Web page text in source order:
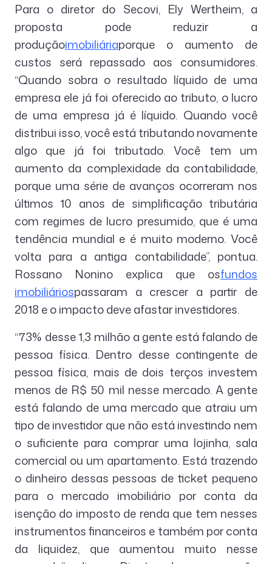
Para o diretor do Secovi, Ely Wertheim, a
proposta pode reduzir a
produçãoimobiliáriaporque o aumento de
custos será repassado aos consumidores.
“Quando sobra o resultado líquido de uma
empresa ele já foi oferecido ao tributo, o lucro
de uma empresa já é líquido. Quando você
distribui isso, você está tributando novamente
algo que já foi tributado. Você tem um
aumento da complexidade da contabilidade,
porque uma série de avanços ocorreram nos
últimos 10 anos de simplificação tributária
com regimes de lucro presumido, que é uma
tendência mundial e é muito moderno. Você
volta para a antiga contabilidade”, pontua.
Rossano Nonino explica que osfundos
imobiliáriospassaram a crescer a partir de
2018 e o impacto deve afastar investidores.
“73% desse 1,3 milhão a gente está falando de
pessoa física. Dentro desse contingente de
pessoa física, mais de dois terços investem
menos de R$ 50 mil nesse mercado. A gente
está falando de uma mercado que atraiu um
tipo de investidor que não está investindo nem
o suficiente para comprar uma lojinha, sala
comercial ou um apartamento. Está trazendo
o dinheiro dessas pessoas de ticket pequeno
para o mercado imobiliário por conta da
isenção do imposto de renda que tem nesses
instrumentos financeiros e também por conta
da liquidez, que aumentou muito nesse